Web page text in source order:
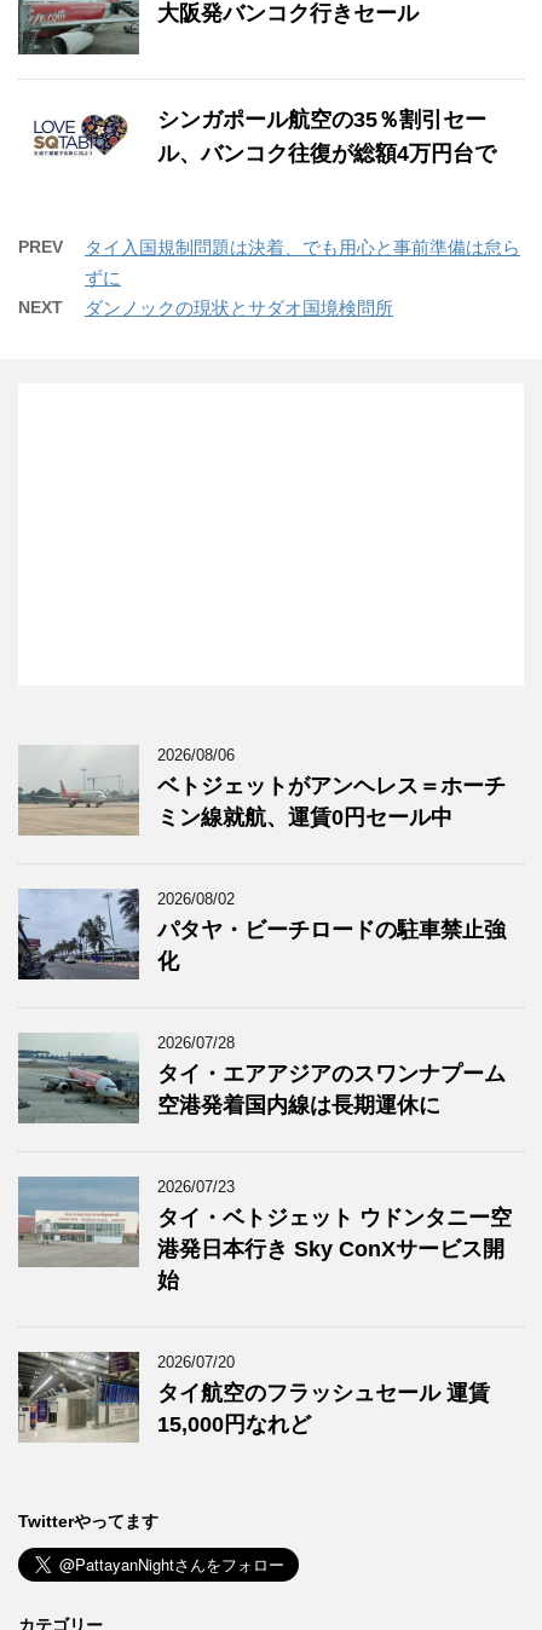
大阪発バンコク行きセール
シンガポール航空の35％割引セー
ル、バンコク往復が総額4万円台で
PREV
タイ入国規制問題は決着、でも用心と事前準備は怠ら
ずに
NEXT ダンノックの現状とサダオ国境検問所
2026/08/06
ベトジェットがアンヘレス＝ホーチ
ミン線就航、運賃0円セール中
2026/08/02
パタヤ・ビーチロードの駐車禁止強
化
2026/07/28
タイ・エアアジアのスワンナプーム
空港発着国内線は長期運休に
2026/07/23
タイ・ベトジェット ウドンタニー空
港発日本行き Sky ConXサービス開
始
2026/07/20
タイ航空のフラッシュセール 運賃
15,000円なれど
Twitterやってます
カテゴリー